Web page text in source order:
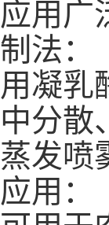
应用广
制法：
用凝乳
中分散
蒸发喷
应用：